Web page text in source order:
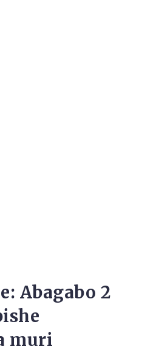
Abagabo 2
muri